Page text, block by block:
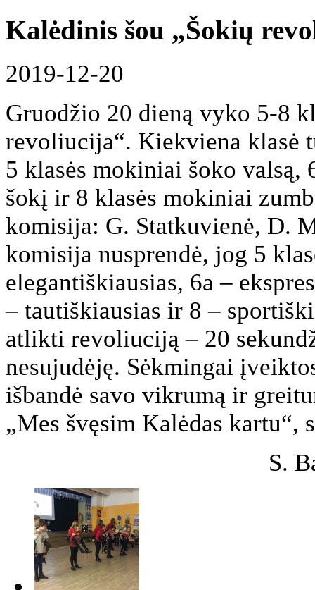
Kalėdinis šou „Šokių
2019-12-20
Gruodžio 20 dieną vyko 5-8
revoliucija“. Kiekviena klasė
5 klasės mokiniai šoko valsą,
šokį ir 8 klasės mokiniai
komisija: G. Statkuvienė, D.
komisija nusprendė, jog 5
elegantiškiausias, 6a –
– tautiškiausias ir 8 –
atlikti revoliuciją – 20
nesujudėję. Sėkmingai
išbandė savo vikrumą ir
„Mes švęsim Kalėdas kartu“,
S.